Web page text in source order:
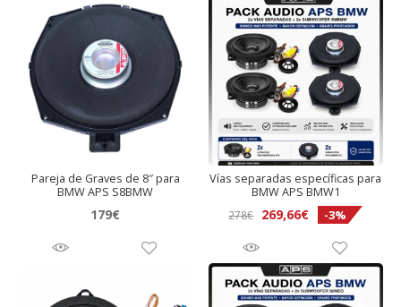
Pareja de Graves de 8″ para
BMW APS S8BMW
179€
Vías separadas específicas para
BMW APS BMW1
278€ El
original
era:
278€.
269,66€El
actual
es:
269,66€.
-3%